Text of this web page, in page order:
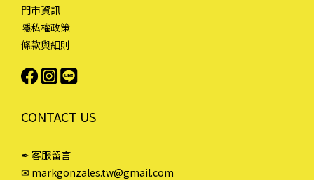
門市資訊
隱私權政策
條款與細則
CONTACT US
✒ 客服留言
✉ markgonzales.tw@gmail.com